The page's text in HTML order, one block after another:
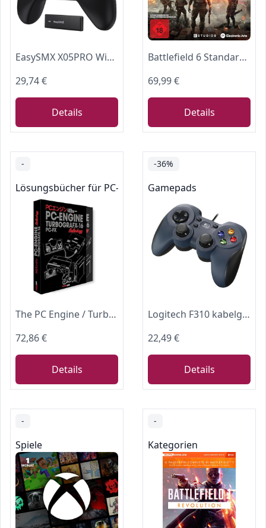
EasySMX X05PRO Wireless Controller PC, Gaming Controller mit leise Tasten, 2-stufige Tigger, Hall Joysticks, 2 programmierbare Tasten, 1000mAh Akku, Kompatibel mit PC/Switch/Android/iOS-Schwarz
29,74 €
Details
Battlefield 6 Standard Edition PCWin | Download Code EA App | Deutsch Standard | PC Code - EA App
69,99 €
Details
-
Lösungsbücher für PC- & Videospiele
The PC Engine / TurboGrafx & PC-FX Anthology
72,86 €
Details
-36%
Gamepads
Logitech F310 kabelgebundenes Gamepad
22,49 €
Details
-
Spiele
-
Kategorien